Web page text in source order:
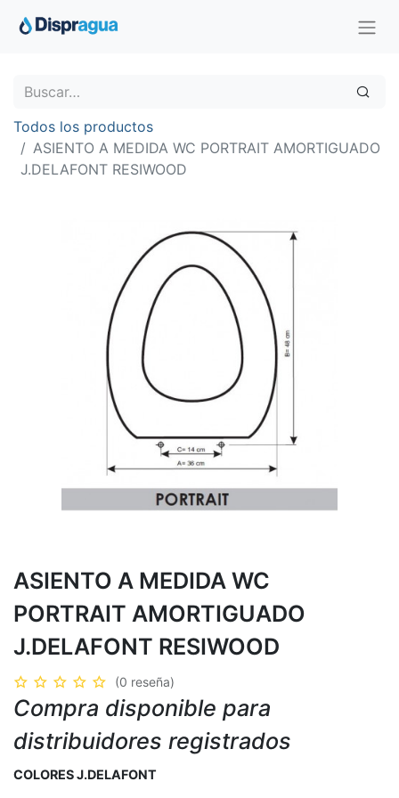
Todos los productos
ASIENTO A MEDIDA WC PORTRAIT AMORTIGUADO
J.DELAFONT RESIWOOD
ASIENTO A MEDIDA WC
PORTRAIT AMORTIGUADO
J.DELAFONT RESIWOOD
(0 reseña)
Compra disponible para
distribuidores registrados
COLORES J.DELAFONT